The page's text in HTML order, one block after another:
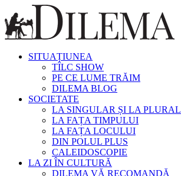
SITUAȚIUNEA
TÎLC SHOW
PE CE LUME TRĂIM
DILEMA BLOG
SOCIETATE
LA SINGULAR ȘI LA PLURAL
LA FAȚA TIMPULUI
LA FAȚA LOCULUI
DIN POLUL PLUS
CALEIDOSCOPIE
LA ZI ÎN CULTURĂ
DILEMA VĂ RECOMANDĂ